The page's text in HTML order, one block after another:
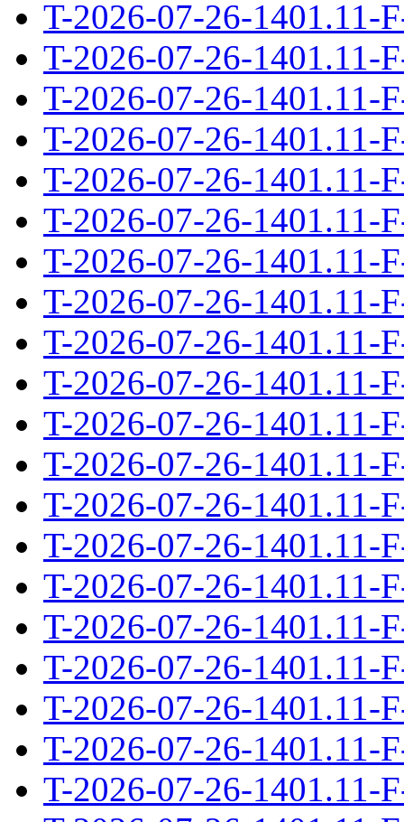
T-2026-07-26-1401.11-
T-2026-07-26-1401.11-
T-2026-07-26-1401.11-
T-2026-07-26-1401.11-
T-2026-07-26-1401.11-
T-2026-07-26-1401.11-
T-2026-07-26-1401.11-
T-2026-07-26-1401.11-
T-2026-07-26-1401.11-
T-2026-07-26-1401.11-
T-2026-07-26-1401.11-
T-2026-07-26-1401.11-
T-2026-07-26-1401.11-
T-2026-07-26-1401.11-
T-2026-07-26-1401.11-
T-2026-07-26-1401.11-
T-2026-07-26-1401.11-
T-2026-07-26-1401.11-
T-2026-07-26-1401.11-
T-2026-07-26-1401.11-